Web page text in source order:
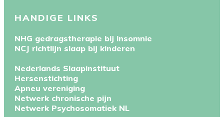
HANDIGE LINKS
NHG gedragstherapie bij insomnie
NCJ richtlijn slaap bij kinderen
Nederlands Slaapinstituut
Hersenstichting
Apneu vereniging
Netwerk chronische pijn
Netwerk Psychosomatiek NL